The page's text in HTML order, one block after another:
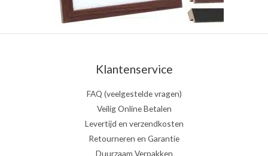
Klantenservice
FAQ (veelgestelde vragen)
Veilig Online Betalen
Levertijd en verzendkosten
Retourneren en Garantie
Duurzaam Verpakken